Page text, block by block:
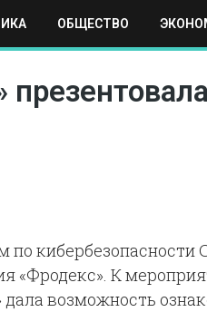
ОБЩЕСТВО
И ТЕХНИКА СПОРТ
кибербезопасности
«Фродекс». К
возможность